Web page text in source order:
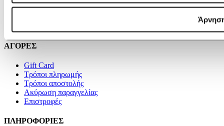
Blog
ΑΓΟΡΕΣ
Gift Card
Τρόποι πληρωμής
Τρόποι αποστολής
Ακύρωση παραγγελίας
Επιστροφές
ΠΛΗΡΟΦΟΡΙΕΣ